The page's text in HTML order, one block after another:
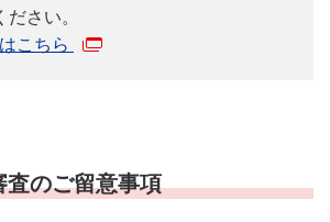
さい。
こちら
査のご留意事項